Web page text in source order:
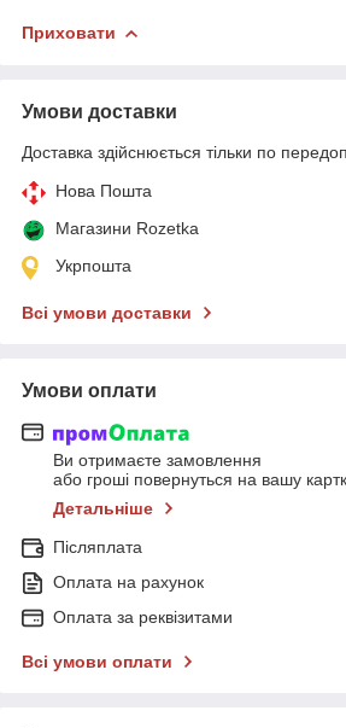
Приховати
Умови доставки
Доставка здійснюється тільки по
Нова Пошта
Магазини Rozetka
Укрпошта
Всі умови доставки
Умови оплати
Ви отримаєте замовлення
або гроші повернуться на вашу
Детальніше
Післяплата
Оплата на рахунок
Оплата за реквізитами
Всі умови оплати